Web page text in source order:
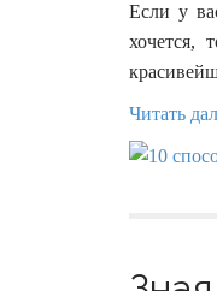
Если у
хочется,
Читать